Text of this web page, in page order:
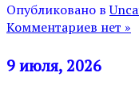
Опубликовано в
Комментариев нет »
9 июля, 2026